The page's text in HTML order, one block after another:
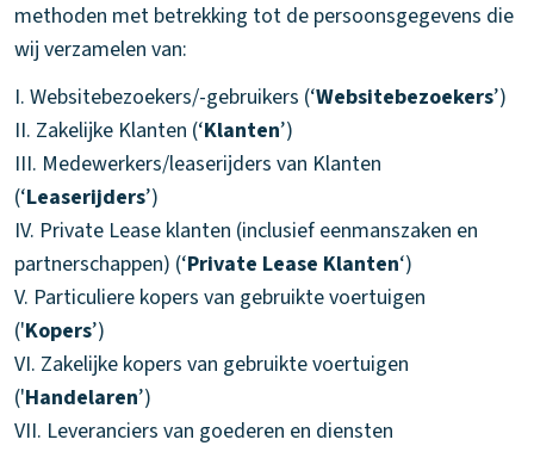
methoden met betrekking tot de persoonsgegevens die
wij verzamelen van:
I. Websitebezoekers/-gebruikers (‘Websitebezoekers’)
II. Zakelijke Klanten (‘Klanten’)
III. Medewerkers/leaserijders van Klanten
(‘Leaserijders’)
IV. Private Lease klanten (inclusief eenmanszaken en
partnerschappen) (‘Private Lease Klanten‘)
V. Particuliere kopers van gebruikte voertuigen
('Kopers’)
VI. Zakelijke kopers van gebruikte voertuigen
('Handelaren’)
VII. Leveranciers van goederen en diensten